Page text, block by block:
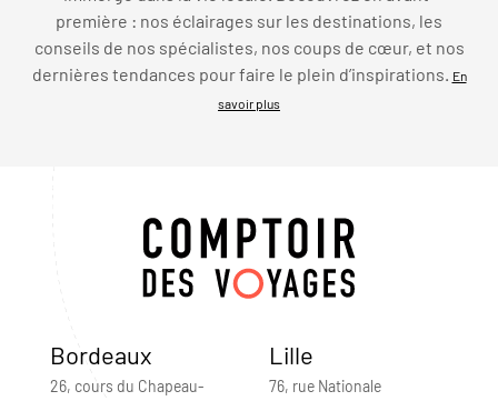
première : nos éclairages sur les destinations, les
conseils de nos spécialistes, nos coups de cœur, et nos
dernières tendances pour faire le plein d’inspirations.
En
savoir plus
Bordeaux
26, cours du Chapeau-
Lille
76, rue Nationale